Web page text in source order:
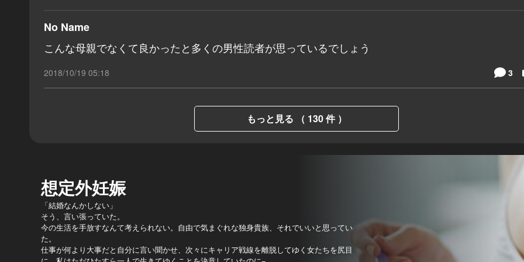
No Name
こんな母親でなくて良かったと多くの男性読者が思っているでしょう
2018/10/19 05:18 3
もっと見る （ 130 件 ）
想定外妊娠
「結婚なんかしない」
そう、言い張っていた。
今の生活を手放すなんて考えられない。自由で気まぐれな独身貴族、それでいいと思ってい
た。
仕事が何より大事だと自分に言い聞かせ、次々にキャリア戦線を離脱してゆく女たちを尻目